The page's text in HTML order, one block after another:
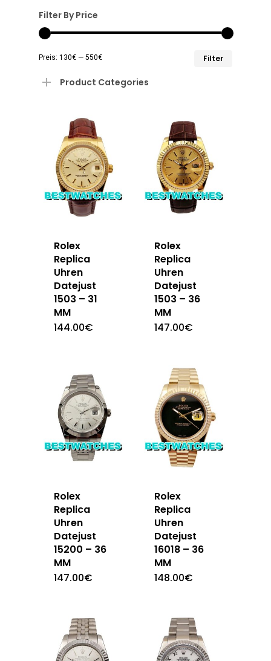
Filter By Price
Filter
Preis: 130€ — 550€
Product Categories
Rolex
Replica
Uhren
Datejust
1503 – 31
MM
144.00€
Rolex
Replica
Uhren
Datejust
1503 – 36
MM
147.00€
Rolex
Replica
Uhren
Datejust
15200 – 36
MM
147.00€
Rolex
Replica
Uhren
Datejust
16018 – 36
MM
148.00€